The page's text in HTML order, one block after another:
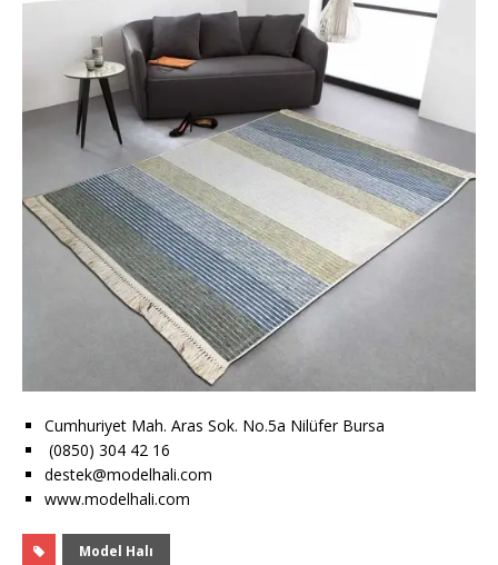
Cumhuriyet Mah. Aras Sok. No.5a Nilüfer Bursa
(0850) 304 42 16
destek@modelhali.com
www.modelhali.com
Model Halı